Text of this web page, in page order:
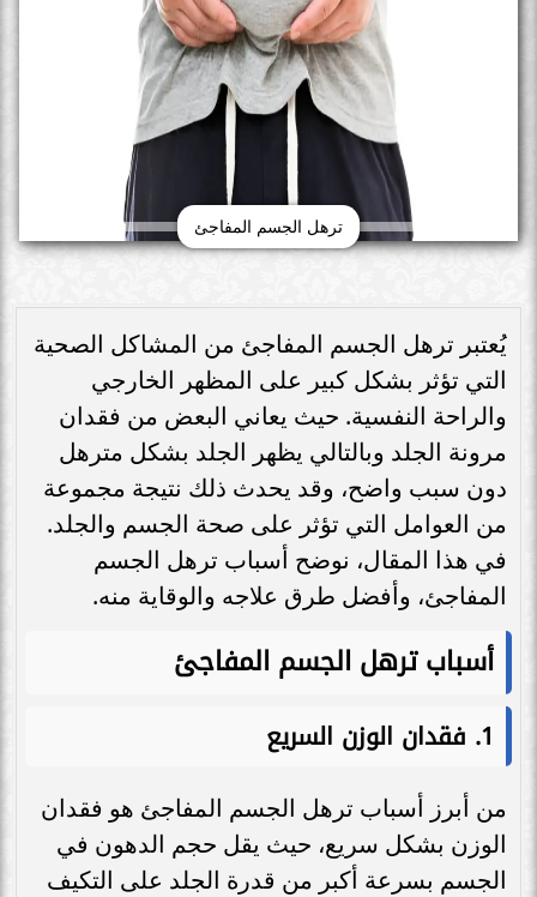
ترهل الجسم المفاجئ
يُعتبر ترهل الجسم المفاجئ من المشاكل الصحية
التي تؤثر بشكل كبير على المظهر الخارجي
والراحة النفسية. حيث يعاني البعض من فقدان
مرونة الجلد وبالتالي يظهر الجلد بشكل مترهل
دون سبب واضح، وقد يحدث ذلك نتيجة مجموعة
من العوامل التي تؤثر على صحة الجسم والجلد.
في هذا المقال، نوضح أسباب ترهل الجسم
المفاجئ، وأفضل طرق علاجه والوقاية منه.
أسباب ترهل الجسم المفاجئ
1. فقدان الوزن السريع
من أبرز أسباب ترهل الجسم المفاجئ هو فقدان
الوزن بشكل سريع، حيث يقل حجم الدهون في
الجسم بسرعة أكبر من قدرة الجلد على التكيف